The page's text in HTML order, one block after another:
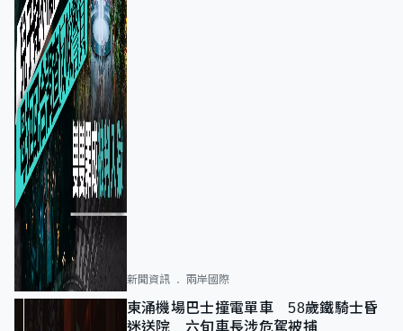
新聞資訊 兩岸國際
東涌機場巴士撞電單車 58歲鐵騎士昏
迷送院 六旬車長涉危駕被捕